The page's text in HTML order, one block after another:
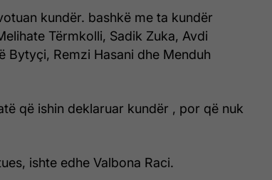
kundër. bashkë me ta kundër
Tërmkolli, Sadik Zuka, Avdi
Bytyçi, Remzi Hasani dhe Menduh
që ishin deklaruar kundër , por që nuk
ishte edhe Valbona Raci.